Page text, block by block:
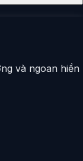
và ngoan hiền